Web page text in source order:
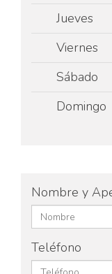
Jueves
Viernes
Sábado
Domingo
Nombre y
Teléfono